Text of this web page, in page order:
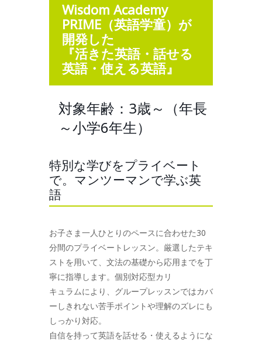
Wisdom Academy
PRIME（英語学童）が
開発した
『活きた英語・話せる
英語・使える英語』
対象年齢：3歳～（年長
～小学6年生）
特別な学びをプライベート
で。マンツーマンで学ぶ英
語
お子さま一人ひとりのペースに合わせた30
分間のプライベートレッスン。厳選したテキ
ストを用いて、文法の基礎から応用までを丁
寧に指導します。個別対応型カリ
キュラムにより、グループレッスンではカバ
ーしきれない苦手ポイントや理解のズレにも
しっかり対応。
自信を持って英語を話せる・使えるようにな